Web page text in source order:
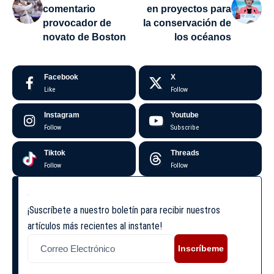
comentario
provocador de
novato de Boston
en proyectos para
la conservación de
los océanos
Facebook
Like
X
Follow
Instagram
Follow
Youtube
Subscribe
Tiktok
Follow
Threads
Follow
¡Suscríbete a nuestro boletín para recibir nuestros
artículos más recientes al instante!
Inscríbeme